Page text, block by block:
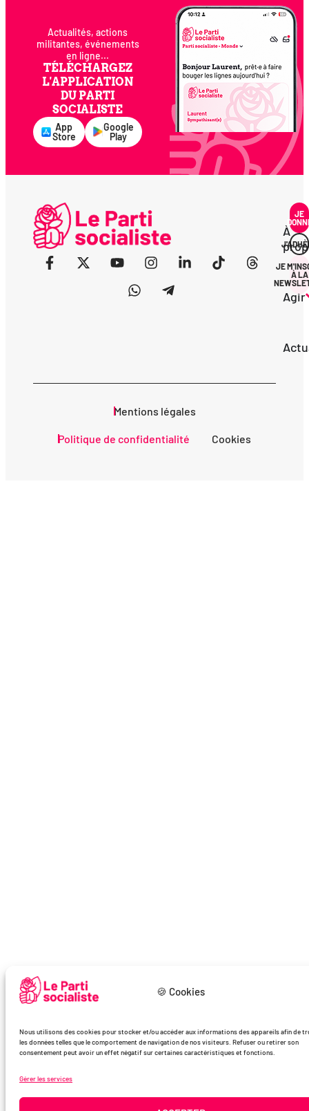
🍪 Cookies
Nous utilisons des cookies pour stocker et/ou accéder aux informations des appareils afin de
les données telles que le comportement de navigation de nos visiteurs. Refuser ou retirer son
consentement peut avoir un effet négatif sur certaines caractéristiques et fonctions.
Gérer les services
Actualités, actions
militantes, événements
en ligne...
TÉLÉCHARGEZ
L'APPLICATION
DU PARTI
SOCIALISTE
App
Store
Google
Play
À
Agir
JE
JE
À LA
Mentions légales
Politique de confidentialité Cookies